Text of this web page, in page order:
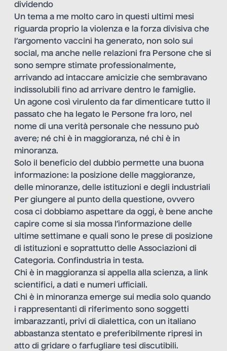
dividendo
Un tema a me molto caro in questi ultimi mesi
riguarda proprio la violenza e la forza divisiva che
l’argomento vaccini ha generato, non solo sui
social, ma anche nelle relazioni fra Persone che si
sono sempre stimate professionalmente,
arrivando ad intaccare amicizie che sembravano
indissolubili fino ad arrivare dentro le famiglie.
Un agone così virulento da far dimenticare tutto il
passato che ha legato le Persone fra loro, nel
nome di una verità personale che nessuno può
avere; né chi è in maggioranza, né chi è in
minoranza.
Solo il beneficio del dubbio permette una buona
informazione: la posizione delle maggioranze,
delle minoranze, delle istituzioni e degli industriali
Per giungere al punto della questione, ovvero
cosa ci dobbiamo aspettare da oggi, è bene anche
capire come si sia mossa l’informazione delle
ultime settimane e quali sono le prese di posizione
di istituzioni e soprattutto delle Associazioni di
Categoria. Confindustria in testa.
Chi è in maggioranza si appella alla scienza, a link
scientifici, a dati e numeri ufficiali.
Chi è in minoranza emerge sui media solo quando
i rappresentanti di riferimento sono soggetti
imbarazzanti, privi di dialettica, con un italiano
abbastanza stentato e preferibilmente ripresi in
atto di gridare o farfugliare tesi discutibili.